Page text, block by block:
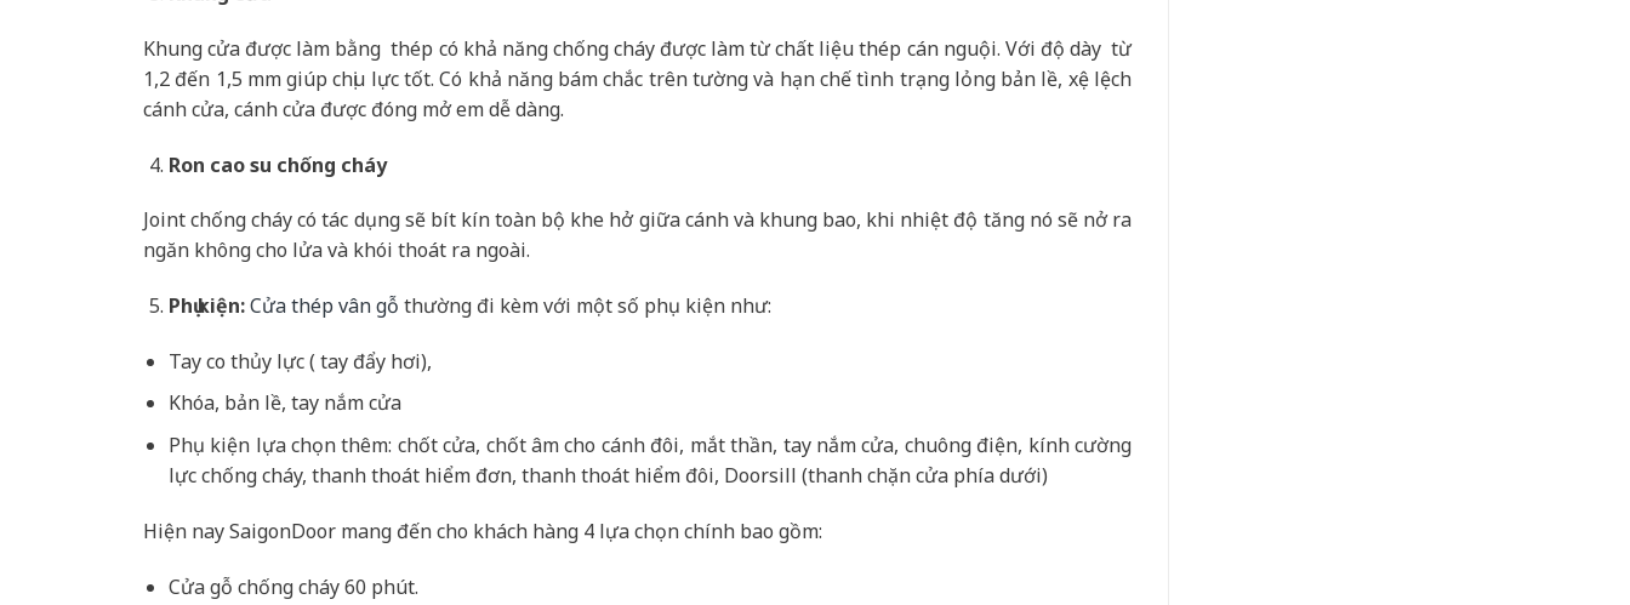
Khung cửa được làm bằng thép có khả năng chống cháy được làm từ chất liệu thép cán nguội. Với độ dày từ
1,2 đến 1,5 mm giúp chịu lực tốt. Có khả năng bám chắc trên tường và hạn chế tình trạng lỏng bản lề, xệ lệch
cánh cửa, cánh cửa được đóng mở em dễ dàng.
Ron cao su chống cháy
Joint chống cháy có tác dụng sẽ bít kín toàn bộ khe hở giữa cánh và khung bao, khi nhiệt độ tăng nó sẽ nở ra
ngăn không cho lửa và khói thoát ra ngoài.
Phụ kiện:Cửa thép vân gỗ thường đi kèm với một số phụ kiện như:
Tay co thủy lực ( tay đẩy hơi),
Khóa, bản lề, tay nắm cửa
Phụ kiện lựa chọn thêm: chốt cửa, chốt âm cho cánh đôi, mắt thần, tay nắm cửa, chuông điện, kính cường
lực chống cháy, thanh thoát hiểm đơn, thanh thoát hiểm đôi, Doorsill (thanh chặn cửa phía dưới)
Hiện nay SaigonDoor mang đến cho khách hàng 4 lựa chọn chính bao gồm:
Cửa gỗ chống cháy 60 phút.